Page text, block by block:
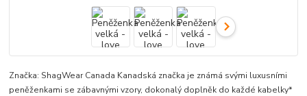
Značka: ShagWear Canada Kanadská značka je známá svými luxusními
peněženkami se zábavnými vzory, dokonalý doplněk do každé kabelky*